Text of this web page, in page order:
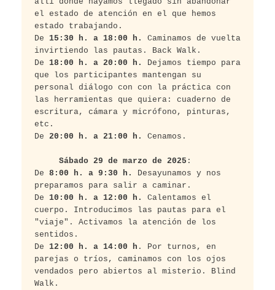
el estado de atención en el que hemos
estado trabajando.
De 15:30 h. a 18:00 h.
Caminamos de vuelta
invirtiendo las pautas. Back Walk.
De 18:00 h. a 20:00 h.
Dejamos tiempo para
que los participantes mantengan su
personal diálogo con con la práctica con
las herramientas que quiera: cuaderno de
escritura, cámara y micrófono, pinturas,
etc.
De 20:00 h. a 21:00 h. Cenamos.
     Sábado 29 de marzo de 2025
:
De 8:00 h. a 9:30 h.
Desayunamos y nos
preparamos para salir a caminar.
De 10:00 h. a 12:00 h.
Calentamos el
cuerpo. Introducimos las pautas para el
"viaje". Activamos la atención de los
sentidos.
De 12:00 h. a 14:00 h . Por turnos, en
parejas o tríos, caminamos con los ojos
vendados pero abiertos al misterio. Blind
Walk.